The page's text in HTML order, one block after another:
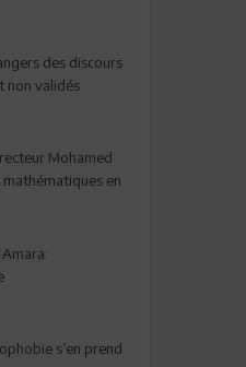
des discours
non validés
Mohamed
en
s’en prend